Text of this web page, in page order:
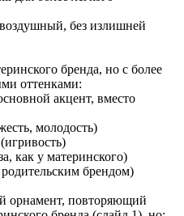
без излишней
бренда, но с более
оттенками:
акцент, вместо
молодость)
как у материнского)
брендом)
орнамент, повторяющий